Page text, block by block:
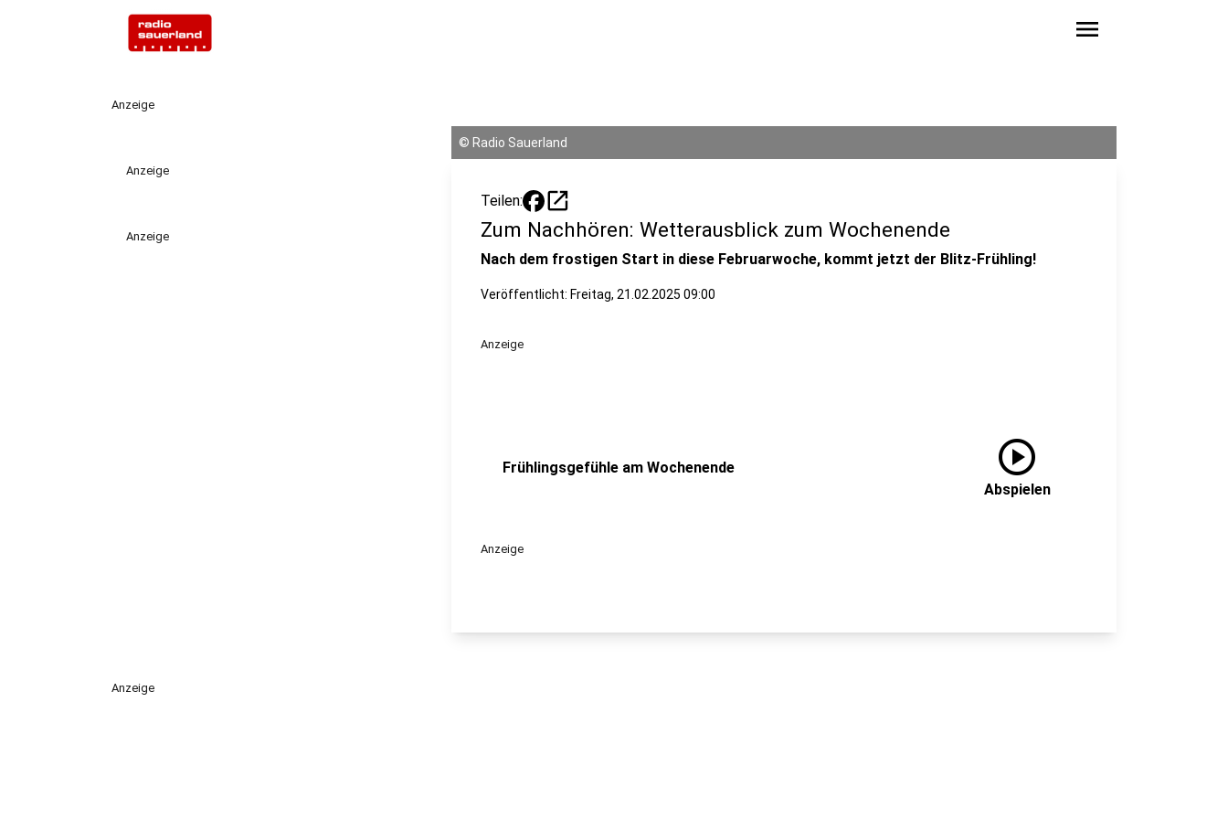
menu
Anzeige
Anzeige
Anzeige
© Radio Sauerland
Teilen: open_in_new
Zum Nachhören: Wetterausblick zum Wochenende
Nach dem frostigen Start in diese Februarwoche, kommt jetzt der Blitz-Frühling!
Veröffentlicht: Freitag, 21.02.2025 09:00
Anzeige
Frühlingsgefühle am Wochenende play_circle
Abspielen
Anzeige
Anzeige